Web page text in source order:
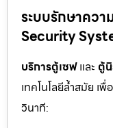
ระบบรักษาคว
Security
บริการตู้เซฟและ ตู้
เทคโนโลยีล้ำสมัย เพื่
วินาที: